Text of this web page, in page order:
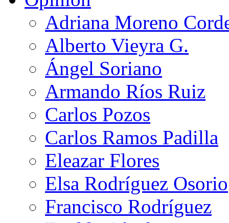
Adriana Moreno
Alberto Vieyra G.
Ángel Soriano
Armando Ríos Ruiz
Carlos Pozos
Carlos Ramos Padilla
Eleazar Flores
Elsa Rodríguez Osorio
Francisco Rodríguez